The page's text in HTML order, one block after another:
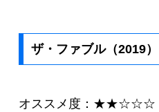
ザ・ファブル（2019）
オススメ度：★★☆☆☆